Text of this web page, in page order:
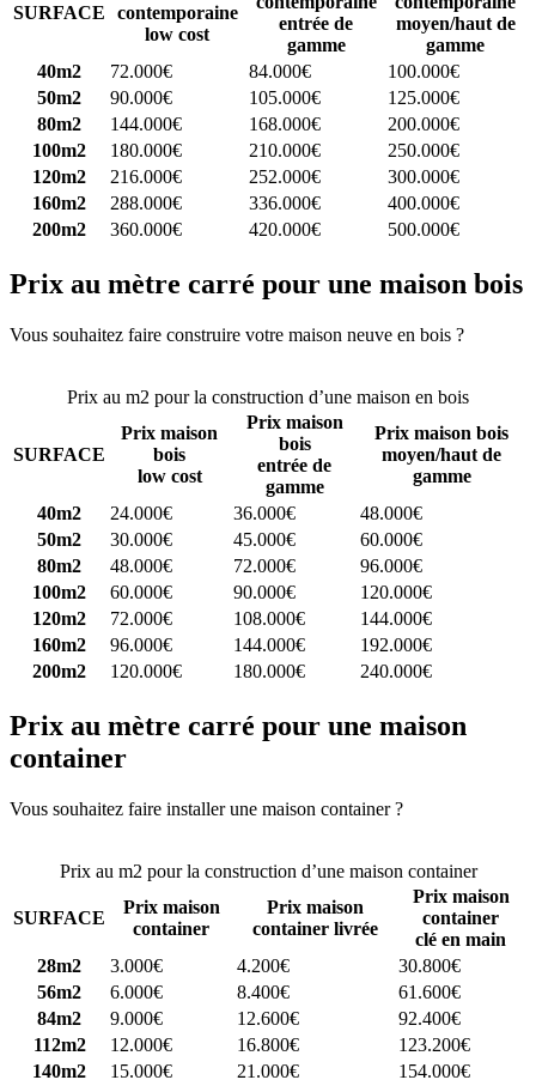
SURFACE
contemporaine
low cost
entrée de
gamme
moyen/haut de
gamme
40m2
72.000€ 84.000€
100.000€
50m2
90.000€ 105.000€
125.000€
80m2
144.000€ 168.000€
200.000€
100m2
180.000€ 210.000€
250.000€
120m2
216.000€ 252.000€
300.000€
160m2
288.000€ 336.000€
400.000€
200m2
360.000€ 420.000€ 500.000€
Prix au mètre carré pour une maison bois
Vous souhaitez faire construire votre maison neuve en bois ?
Prix au m2 pour la construction d’une maison en bois
SURFACE
Prix maison
bois
low cost
Prix maison
bois
entrée de
gamme
Prix maison bois
moyen/haut de
gamme
40m2
24.000€ 36.000€
48.000€
50m2
30.000€ 45.000€
60.000€
80m2
48.000€ 72.000€
96.000€
100m2
60.000€ 90.000€
120.000€
120m2
72.000€ 108.000€
144.000€
160m2
96.000€ 144.000€
192.000€
200m2
120.000€ 180.000€ 240.000€
Prix au mètre carré pour une maison
container
Vous souhaitez faire installer une maison container ?
Prix au m2 pour la construction d’une maison container
SURFACE
Prix maison
container
Prix maison
container livrée
Prix maison
container
clé en main
28m2
3.000€ 4.200€
30.800€
56m2
6.000€ 8.400€
61.600€
84m2
9.000€ 12.600€
92.400€
112m2
12.000€ 16.800€
123.200€
140m2
15.000€ 21.000€
154.000€